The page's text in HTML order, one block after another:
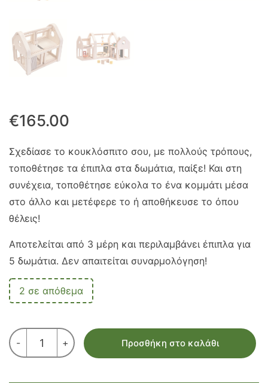
€165.00
Σχεδίασε το κουκλόσπιτο σου, με πολλούς τρόπους,
τοποθέτησε τα έπιπλα στα δωμάτια, παίξε! Και στη
συνέχεια, τοποθέτησε εύκολα το ένα κομμάτι μέσα
στο άλλο και μετέφερε το ή αποθήκευσε το όπου
θέλεις!
Αποτελείται από 3 μέρη και περιλαμβάνει έπιπλα για
5 δωμάτια. Δεν απαιτείται συναρμολόγηση!
2 σε απόθεμα
-
ΚΟΥΚΛΟΣΠΙΤΟ
ΦΟΡΗΤΟ
ΜΕ
ποσότητα
+ Προσθήκη στο καλάθι